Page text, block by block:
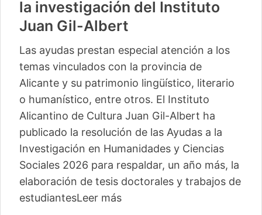
la investigación del Instituto
Juan Gil-Albert
Las ayudas prestan especial atención a los
temas vinculados con la provincia de
Alicante y su patrimonio lingüístico, literario
o humanístico, entre otros. El Instituto
Alicantino de Cultura Juan Gil-Albert ha
publicado la resolución de las Ayudas a la
Investigación en Humanidades y Ciencias
Sociales 2026 para respaldar, un año más, la
elaboración de tesis doctorales y trabajos de
estudiantesLeer más